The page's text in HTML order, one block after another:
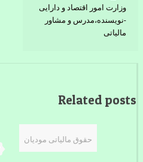
وزارت امور اقتصاد و دارایی
-نویسنده،مدرس و مشاور
مالیاتی
Related posts
حقوق مالیاتی مودیان